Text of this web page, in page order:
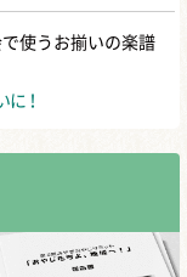
使うお揃いの楽譜
に！